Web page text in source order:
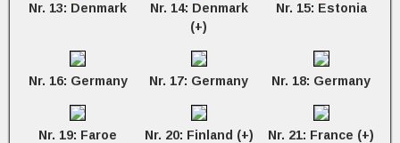
Nr. 13: Denmark
Nr. 14: Denmark
(+)
Nr. 15: Estonia
Nr. 16: Germany Nr. 17: Germany Nr. 18: Germany
Nr. 19: Faroe
Nr. 20: Finland (+) Nr. 21: France (+)